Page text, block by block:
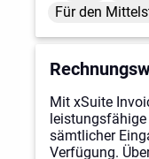
Für den
Mit xSuite
sämtlicher
Verfügung.